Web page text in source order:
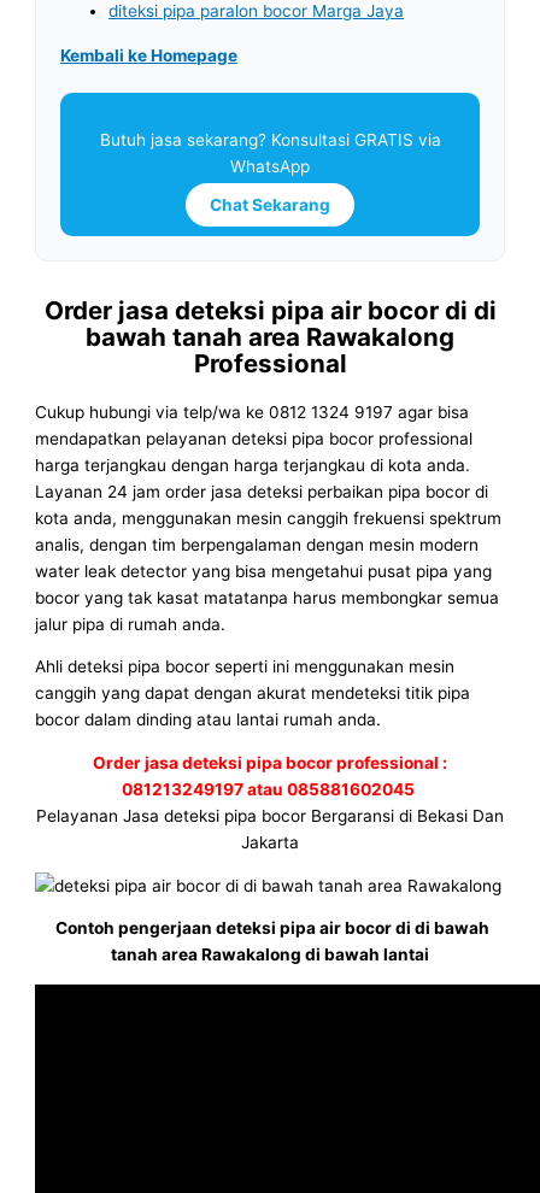
diteksi pipa paralon bocor Marga Jaya
Kembali ke Homepage
Butuh jasa sekarang? Konsultasi GRATIS via
WhatsApp
Chat Sekarang
Order jasa deteksi pipa air bocor di di
bawah tanah area Rawakalong
Professional
Cukup hubungi via telp/wa ke 0812 1324 9197 agar bisa
mendapatkan pelayanan deteksi pipa bocor professional
harga terjangkau dengan harga terjangkau di kota anda.
Layanan 24 jam order jasa deteksi perbaikan pipa bocor di
kota anda, menggunakan mesin canggih frekuensi spektrum
analis, dengan tim berpengalaman dengan mesin modern
water leak detector yang bisa mengetahui pusat pipa yang
bocor yang tak kasat matatanpa harus membongkar semua
jalur pipa di rumah anda.
Ahli deteksi pipa bocor seperti ini menggunakan mesin
canggih yang dapat dengan akurat mendeteksi titik pipa
bocor dalam dinding atau lantai rumah anda.
Order jasa deteksi pipa bocor professional :
081213249197 atau 085881602045
Pelayanan Jasa deteksi pipa bocor Bergaransi di Bekasi Dan
Jakarta
Contoh pengerjaan deteksi pipa air bocor di di bawah
tanah area Rawakalong di bawah lantai